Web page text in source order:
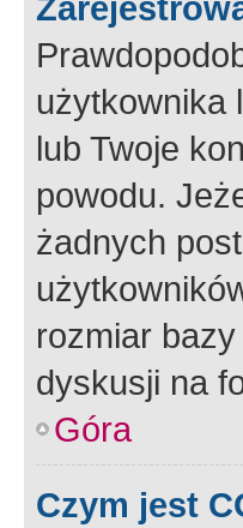
użytkownika
lub Twoje
powodu.
żadnych
rozmiar
dyskusji na
Góra
Czym jest